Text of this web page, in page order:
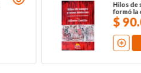
Hilos de
formó la
$90.